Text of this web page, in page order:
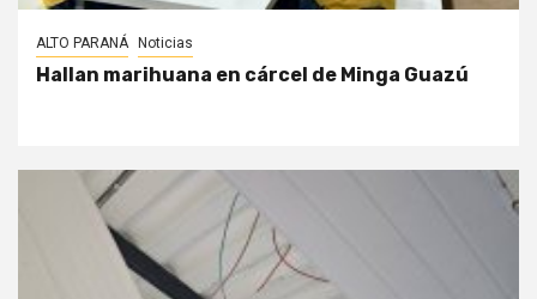
ALTO PARANÁ Noticias
Hallan marihuana en cárcel de Minga Guazú